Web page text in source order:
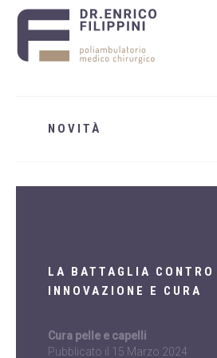
NOVITÀ
LA BATTAGLIA
INNOVAZIONE E CURA
Cura pelle e capelli
Pubblicato il 15 Marzo 2024